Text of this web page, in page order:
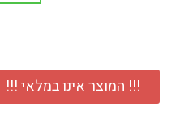
!!! המוצר אינו במלאי !!!